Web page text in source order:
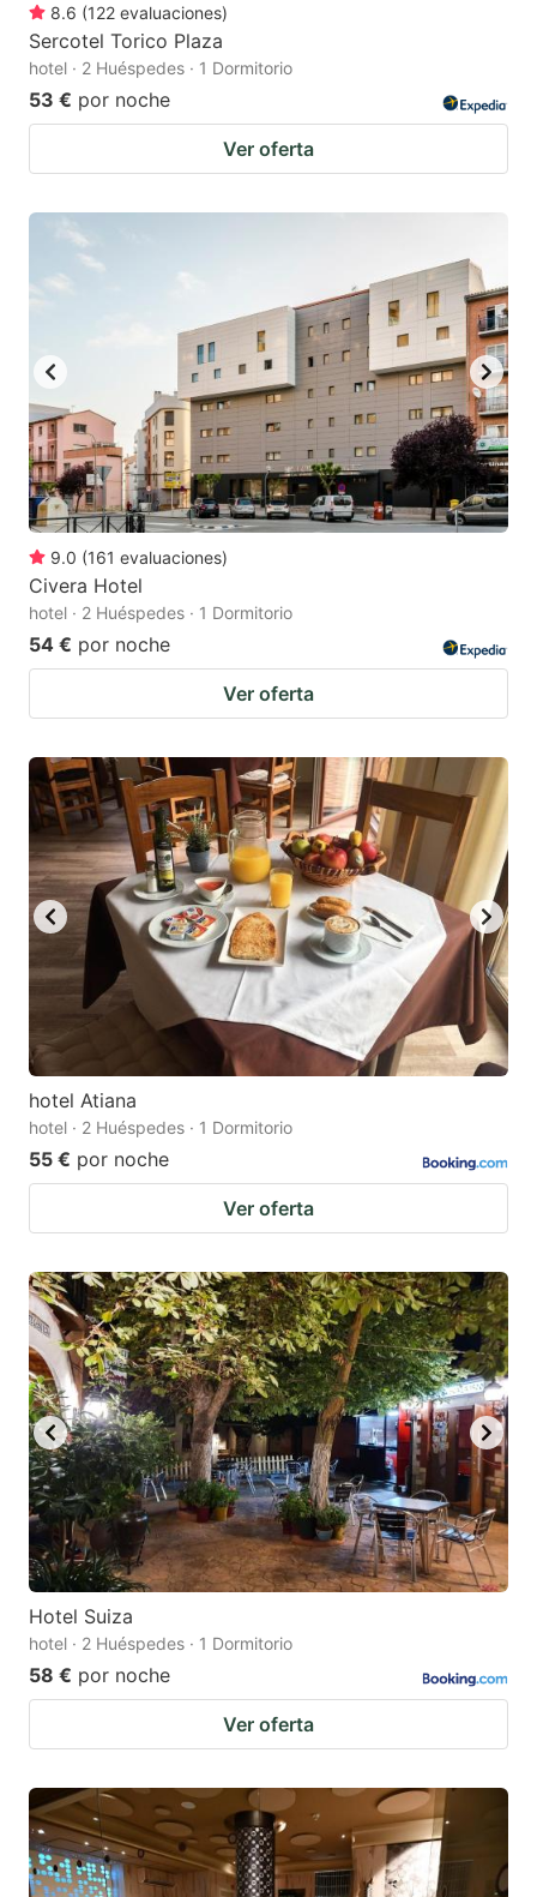
8.6 (122 evaluaciones)
Sercotel Torico Plaza
hotel · 2 Huéspedes · 1 Dormitorio
53 € por noche
Ver oferta
9.0 (161 evaluaciones)
Civera Hotel
hotel · 2 Huéspedes · 1 Dormitorio
54 € por noche
Ver oferta
hotel Atiana
hotel · 2 Huéspedes · 1 Dormitorio
55 € por noche
Ver oferta
Hotel Suiza
hotel · 2 Huéspedes · 1 Dormitorio
58 € por noche
Ver oferta